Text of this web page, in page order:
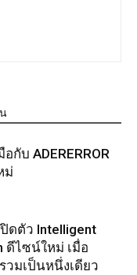
กับ ADERERROR
ม่
ปิดตัว Intelligent
ดีไซน์ใหม่ เมื่อ
มเป็นหนึ่งเดียว